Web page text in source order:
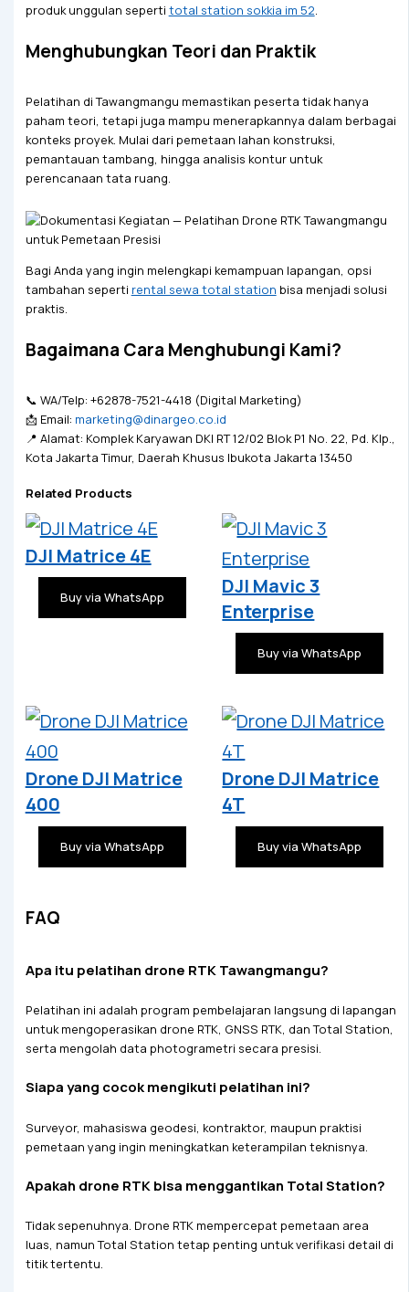
produk unggulan seperti total station sokkia im 52.
Menghubungkan Teori dan Praktik
Pelatihan di Tawangmangu memastikan peserta tidak hanya
paham teori, tetapi juga mampu menerapkannya dalam berbagai
konteks proyek. Mulai dari pemetaan lahan konstruksi,
pemantauan tambang, hingga analisis kontur untuk
perencanaan tata ruang.
Bagi Anda yang ingin melengkapi kemampuan lapangan, opsi
tambahan seperti rental sewa total station bisa menjadi solusi
praktis.
Bagaimana Cara Menghubungi Kami?
📞 WA/Telp: +62878-7521-4418 (Digital Marketing)
📩 Email: marketing@dinargeo.co.id
📍 Alamat: Komplek Karyawan DKI RT 12/02 Blok P1 No. 22, Pd. Klp.,
Kota Jakarta Timur, Daerah Khusus Ibukota Jakarta 13450
Related Products
DJI Matrice 4E
Buy via WhatsApp
DJI Mavic 3
Enterprise
Buy via WhatsApp
Drone DJI Matrice
400
Buy via WhatsApp
Drone DJI Matrice
4T
Buy via WhatsApp
FAQ
Apa itu pelatihan drone RTK Tawangmangu?
Pelatihan ini adalah program pembelajaran langsung di lapangan
untuk mengoperasikan drone RTK, GNSS RTK, dan Total Station,
serta mengolah data photogrametri secara presisi.
Siapa yang cocok mengikuti pelatihan ini?
Surveyor, mahasiswa geodesi, kontraktor, maupun praktisi
pemetaan yang ingin meningkatkan keterampilan teknisnya.
Apakah drone RTK bisa menggantikan Total Station?
Tidak sepenuhnya. Drone RTK mempercepat pemetaan area
luas, namun Total Station tetap penting untuk verifikasi detail di
titik tertentu.